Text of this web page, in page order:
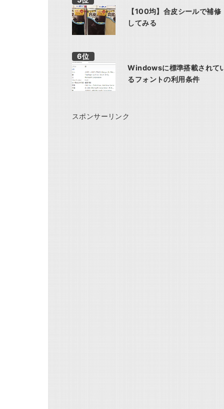
【100均】合皮シールで補修
してみる
Windowsに標準搭載されて
るフォントの利用条件
スポンサーリンク